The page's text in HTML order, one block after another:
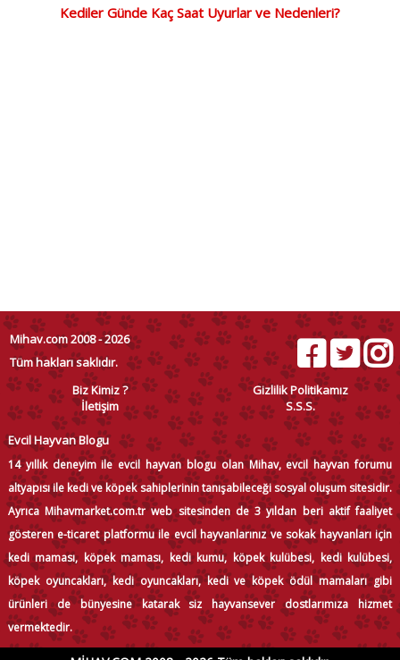
Kediler Günde Kaç Saat Uyurlar ve Nedenleri?
Mihav.com 2008 - 2026
Tüm hakları saklıdır.
Biz Kimiz ?
Gizlilik Politikamız
İletişim
S.S.S.
Evcil Hayvan Blogu
14 yıllık deneyim ile evcil hayvan blogu olan Mihav, evcil hayvan forumu
altyapısı ile kedi ve köpek sahiplerinin tanışabileceği sosyal oluşum sitesidir.
Ayrıca Mihavmarket.com.tr web sitesinden de 3 yıldan beri aktif faaliyet
gösteren e-ticaret platformu ile evcil hayvanlarınız ve sokak hayvanları için
kedi maması, köpek maması, kedi kumu, köpek kulübesi, kedi kulübesi,
köpek oyuncakları, kedi oyuncakları, kedi ve köpek ödül mamaları gibi
ürünleri de bünyesine katarak siz hayvansever dostlarımıza hizmet
vermektedir.